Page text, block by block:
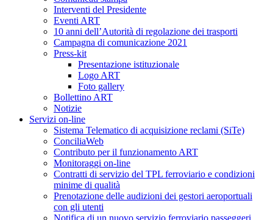
Interventi del Presidente
Eventi ART
10 anni dell’Autorità di regolazione dei trasporti
Campagna di comunicazione 2021
Press-kit
Presentazione istituzionale
Logo ART
Foto gallery
Bollettino ART
Notizie
Servizi on-line
Sistema Telematico di acquisizione reclami (SiTe)
ConciliaWeb
Contributo per il funzionamento ART
Monitoraggi on-line
Contratti di servizio del TPL ferroviario e condizioni
minime di qualità
Prenotazione delle audizioni dei gestori aeroportuali
con gli utenti
Notifica di un nuovo servizio ferroviario passeggeri